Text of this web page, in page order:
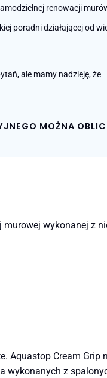
renowacji
poradni działającej od
ale mamy nadzieję, że
MOŻNA
wykonanej z
Aquastop Cream Grip
wykonanych z